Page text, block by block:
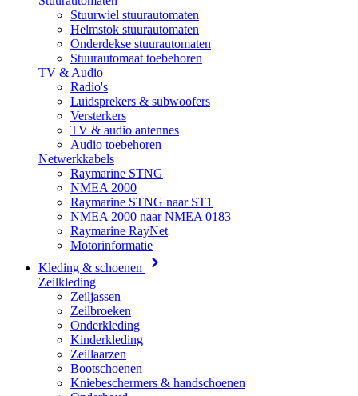
Stuurwiel stuurautomaten
Helmstok stuurautomaten
Onderdekse stuurautomaten
Stuurautomaat toebehoren
TV & Audio
Radio's
Luidsprekers & subwoofers
Versterkers
TV & audio antennes
Audio toebehoren
Netwerkkabels
Raymarine STNG
NMEA 2000
Raymarine STNG naar ST1
NMEA 2000 naar NMEA 0183
Raymarine RayNet
Motorinformatie
Kleding & schoenen
Zeilkleding
Zeiljassen
Zeilbroeken
Onderkleding
Kinderkleding
Zeillaarzen
Bootschoenen
Kniebeschermers & handschoenen